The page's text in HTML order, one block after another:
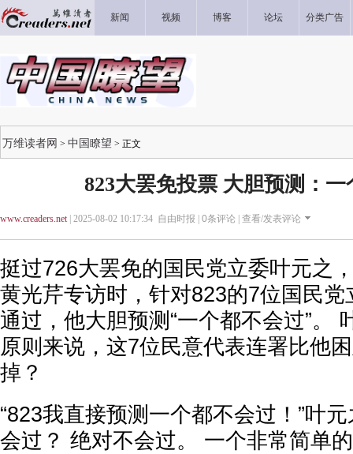
新闻 视频 博客 论坛 分类广告
万维读者网 > 中国瞭望 > 正文
823大罢免投票 大胆预测：一
www.creaders.net| 2025-08-02 10:17:34 自由时报 | 0条评论 | 查看/发表评论
挺过726大罢免的国民党立委叶元之
黄光芹专访时，针对823的7位国民
通过，他大胆预测“一个都不会过”。
原则来说，这7位民意代表连署比他
掉？
“823我直接预测一个都不会过！”叶
会过？ 绝对不会过。 一个非常简单